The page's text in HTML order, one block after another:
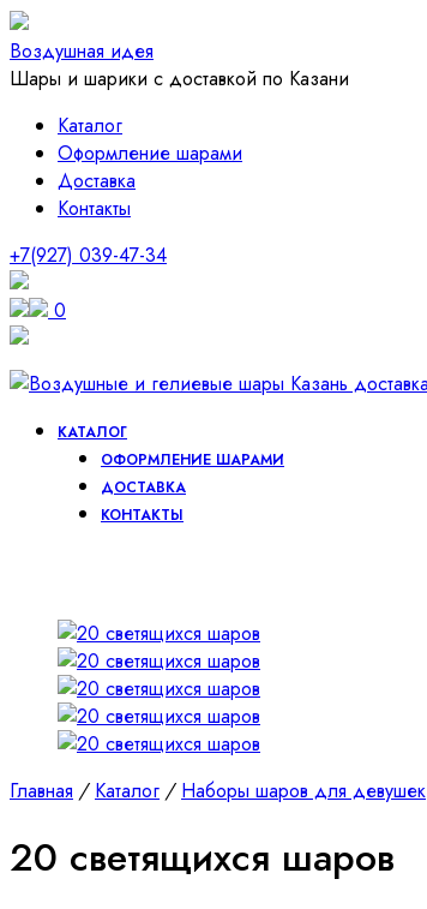
Воздушная идея
Шары и шарики с доставкой по Казани
Каталог
Оформление шарами
Доставка
Контакты
+7(927) 039-47-34
0
КАТАЛОГ
ОФОРМЛЕНИЕ ШАРАМИ
ДОСТАВКА
КОНТАКТЫ
Главная / Каталог / Наборы шаров для девушек
20 светящихся шаров